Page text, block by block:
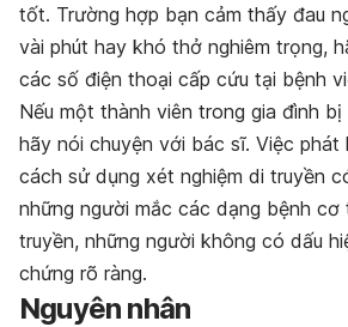
tốt. Trường hợp bạn cảm thấy đau
vài phút hay khó thở nghiêm trọng,
các số điện thoại cấp cứu tại bệnh
Nếu một thành viên trong gia đình
hãy nói chuyện với bác sĩ. Việc phát
cách sử dụng xét nghiệm di truyền
những người mắc các dạng bệnh cơ
truyền, những người không có dấu
chứng rõ ràng.
Nguyên nhân